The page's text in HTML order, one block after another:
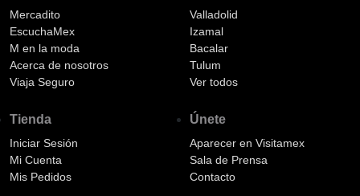
Mercadito
EscuchaMex
M en la moda
Acerca de nosotros
Viaja Seguro
Tienda
Iniciar Sesión
Mi Cuenta
Mis Pedidos
Valladolid
Izamal
Bacalar
Tulum
Ver todos
Únete
Aparecer en Visitamex
Sala de Prensa
Contacto